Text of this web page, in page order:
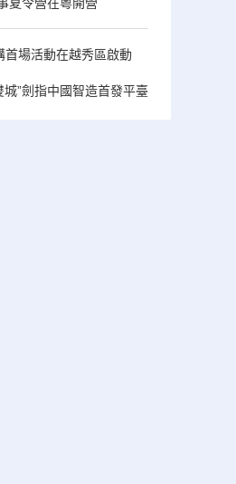
夏令營在粵開營
首場活動在越秀區啟動
城”劍指中國智造首發平臺